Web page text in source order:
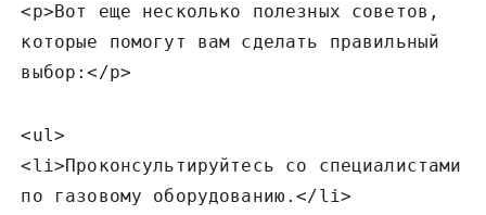
<p>Вот еще несколько полезных советов‚
которые помогут вам сделать правильный
выбор:</p>
<ul>
<li>Проконсультируйтесь со специалистами
по газовому оборудованию.</li>